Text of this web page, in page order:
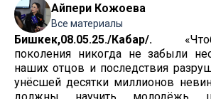
Айпери Кожоева
Все материалы
Бишкек,08.05.25./Кабар/.
поколения никогда не забыли
наших отцов и последствия
унёсшей десятки миллионов